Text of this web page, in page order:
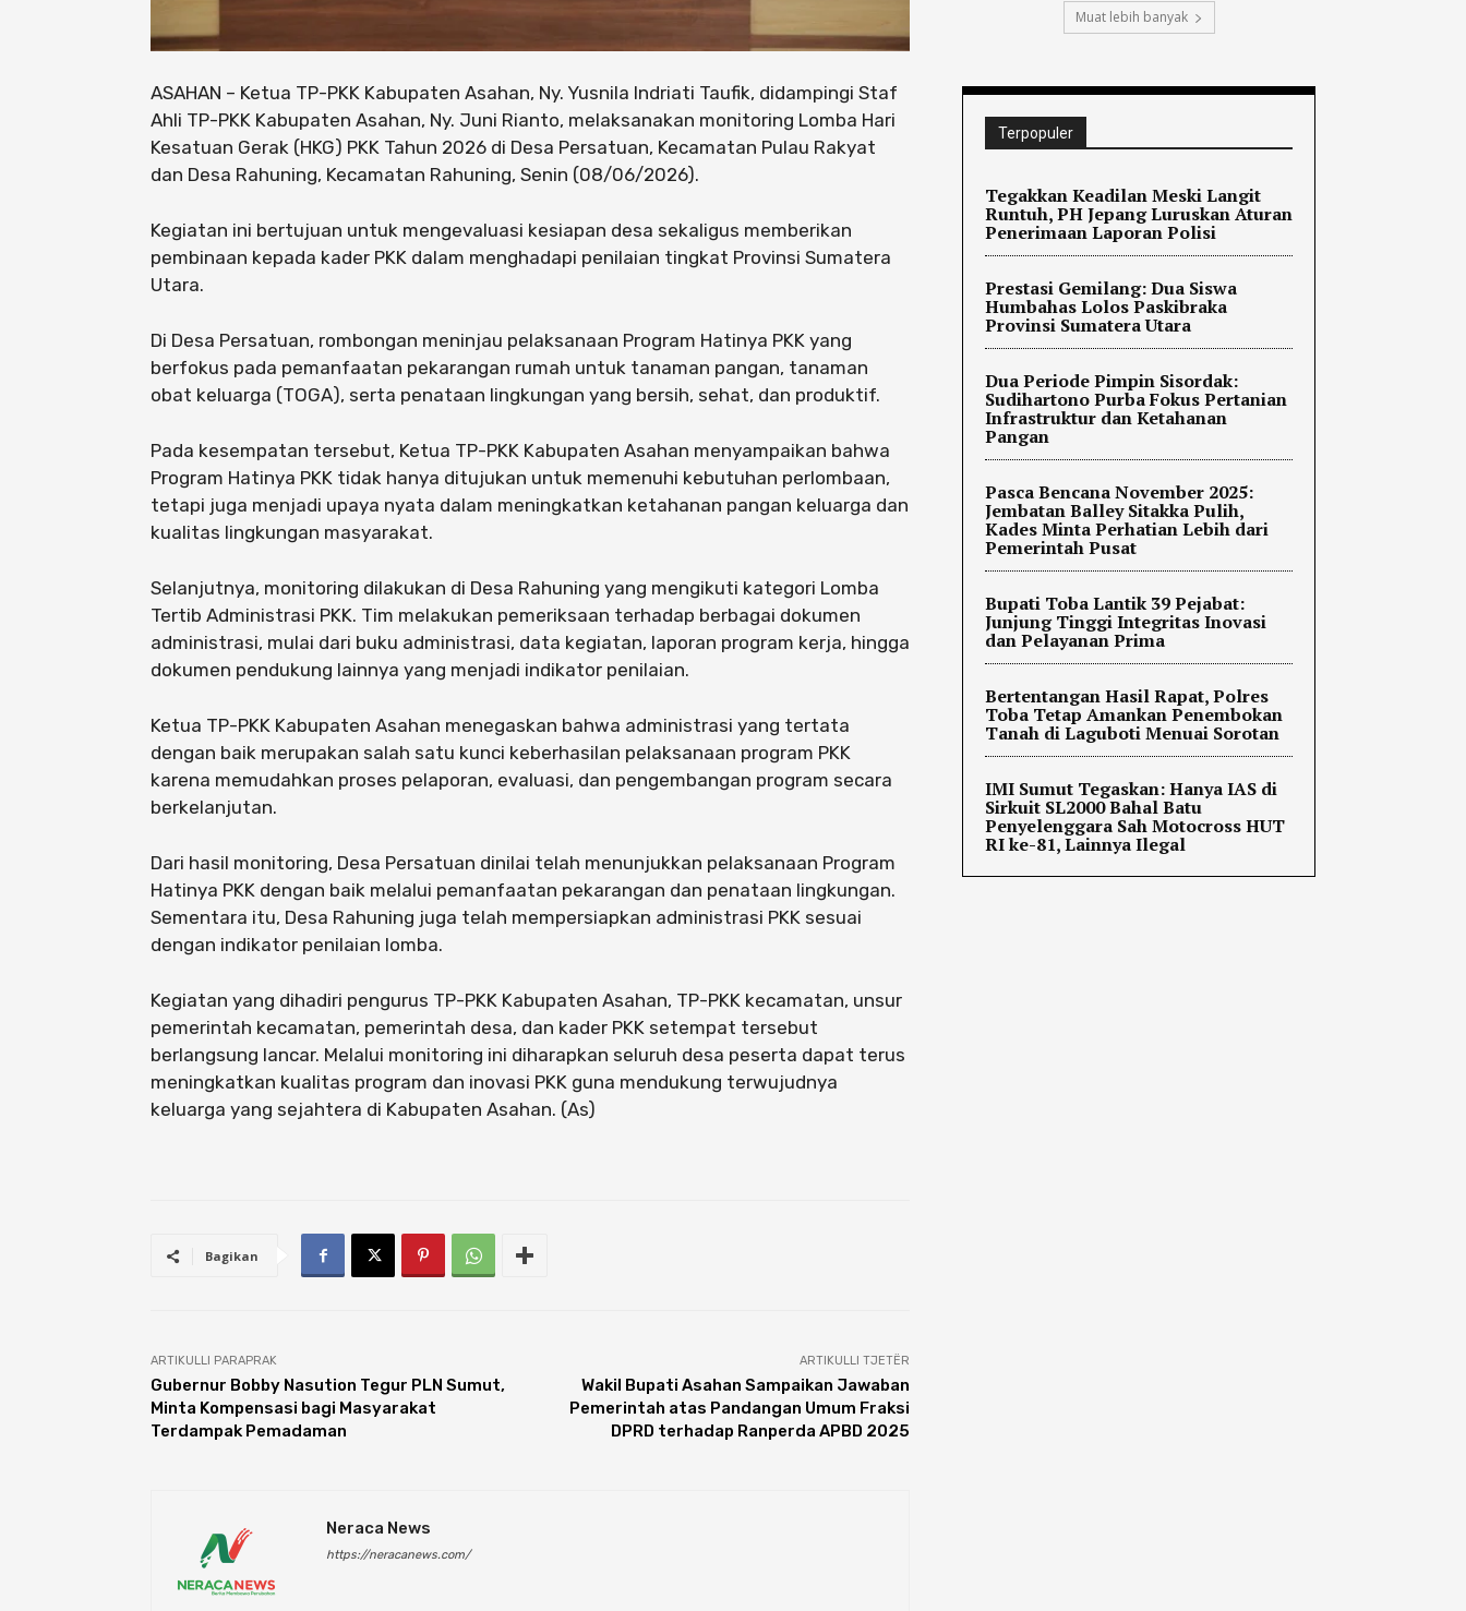
ASAHAN – Ketua TP-PKK Kabupaten Asahan, Ny. Yusnila Indriati Taufik, didampingi Staf
Ahli TP-PKK Kabupaten Asahan, Ny. Juni Rianto, melaksanakan monitoring Lomba Hari
Kesatuan Gerak (HKG) PKK Tahun 2026 di Desa Persatuan, Kecamatan Pulau Rakyat
dan Desa Rahuning, Kecamatan Rahuning, Senin (08/06/2026).
Kegiatan ini bertujuan untuk mengevaluasi kesiapan desa sekaligus memberikan
pembinaan kepada kader PKK dalam menghadapi penilaian tingkat Provinsi Sumatera
Utara.
Di Desa Persatuan, rombongan meninjau pelaksanaan Program Hatinya PKK yang
berfokus pada pemanfaatan pekarangan rumah untuk tanaman pangan, tanaman
obat keluarga (TOGA), serta penataan lingkungan yang bersih, sehat, dan produktif.
Pada kesempatan tersebut, Ketua TP-PKK Kabupaten Asahan menyampaikan bahwa
Program Hatinya PKK tidak hanya ditujukan untuk memenuhi kebutuhan perlombaan,
tetapi juga menjadi upaya nyata dalam meningkatkan ketahanan pangan keluarga dan
kualitas lingkungan masyarakat.
Selanjutnya, monitoring dilakukan di Desa Rahuning yang mengikuti kategori Lomba
Tertib Administrasi PKK. Tim melakukan pemeriksaan terhadap berbagai dokumen
administrasi, mulai dari buku administrasi, data kegiatan, laporan program kerja, hingga
dokumen pendukung lainnya yang menjadi indikator penilaian.
Ketua TP-PKK Kabupaten Asahan menegaskan bahwa administrasi yang tertata
dengan baik merupakan salah satu kunci keberhasilan pelaksanaan program PKK
karena memudahkan proses pelaporan, evaluasi, dan pengembangan program secara
berkelanjutan.
Dari hasil monitoring, Desa Persatuan dinilai telah menunjukkan pelaksanaan Program
Hatinya PKK dengan baik melalui pemanfaatan pekarangan dan penataan lingkungan.
Sementara itu, Desa Rahuning juga telah mempersiapkan administrasi PKK sesuai
dengan indikator penilaian lomba.
Kegiatan yang dihadiri pengurus TP-PKK Kabupaten Asahan, TP-PKK kecamatan, unsur
pemerintah kecamatan, pemerintah desa, dan kader PKK setempat tersebut
berlangsung lancar. Melalui monitoring ini diharapkan seluruh desa peserta dapat terus
meningkatkan kualitas program dan inovasi PKK guna mendukung terwujudnya
keluarga yang sejahtera di Kabupaten Asahan. (As)
Bagikan
ARTIKULLI PARAPRAK
Gubernur Bobby Nasution Tegur PLN Sumut,
Minta Kompensasi bagi Masyarakat
Terdampak Pemadaman
ARTIKULLI TJETËR
Wakil Bupati Asahan Sampaikan Jawaban
Pemerintah atas Pandangan Umum Fraksi
DPRD terhadap Ranperda APBD 2025
Neraca News
https://neracanews.com/
Muat lebih banyak
Terpopuler
Tegakkan Keadilan Meski Langit
Runtuh, PH Jepang Luruskan Aturan
Penerimaan Laporan Polisi
Prestasi Gemilang: Dua Siswa
Humbahas Lolos Paskibraka
Provinsi Sumatera Utara
Dua Periode Pimpin Sisordak:
Sudihartono Purba Fokus Pertanian
Infrastruktur dan Ketahanan
Pangan
Pasca Bencana November 2025:
Jembatan Balley Sitakka Pulih,
Kades Minta Perhatian Lebih dari
Pemerintah Pusat
Bupati Toba Lantik 39 Pejabat:
Junjung Tinggi Integritas Inovasi
dan Pelayanan Prima
Bertentangan Hasil Rapat, Polres
Toba Tetap Amankan Penembokan
Tanah di Laguboti Menuai Sorotan
IMI Sumut Tegaskan: Hanya IAS di
Sirkuit SL2000 Bahal Batu
Penyelenggara Sah Motocross HUT
RI ke-81, Lainnya Ilegal